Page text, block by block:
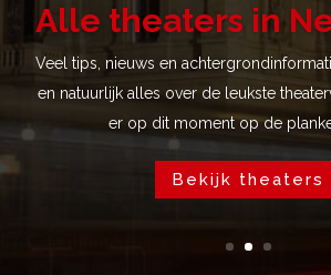
Alle theaters in
Veel tips, nieuws en
en natuurlijk alles over de leukste
er op dit moment op de
Bekijk theaters